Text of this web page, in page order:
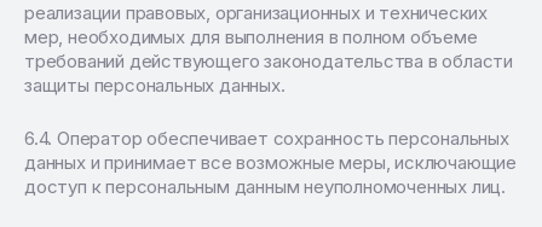
реализации правовых, организационных и технических
мер, необходимых для выполнения в полном объеме
требований действующего законодательства в области
защиты персональных данных.
Оператор обеспечивает сохранность персональных
данных и принимает все возможные меры, исключающие
доступ к персональным данным неуполномоченных лиц.